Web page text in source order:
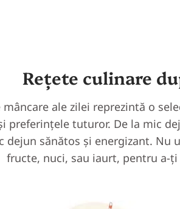
Rețete culinare
mâncare ale zilei reprezintă o
preferințele tuturor. De la mic
dejun sănătos și energizant.
fructe, nuci, sau iaurt, pentru a-